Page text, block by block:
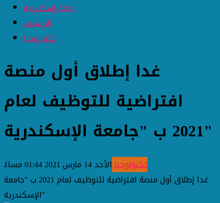
مجلة إسكندرية
الارشيف
تكنولوجيا
غدا إطلاق أول منصة
افتراضية للتوظيف لعام
2021 ب "جامعة الإسكندرية"
تكنولوجياالأحد 14 مارس 2021 01:44 مساءً
غدا إطلاق أول منصة افتراضية للتوظيف لعام 2021 ب "جامعة
الإسكندرية"